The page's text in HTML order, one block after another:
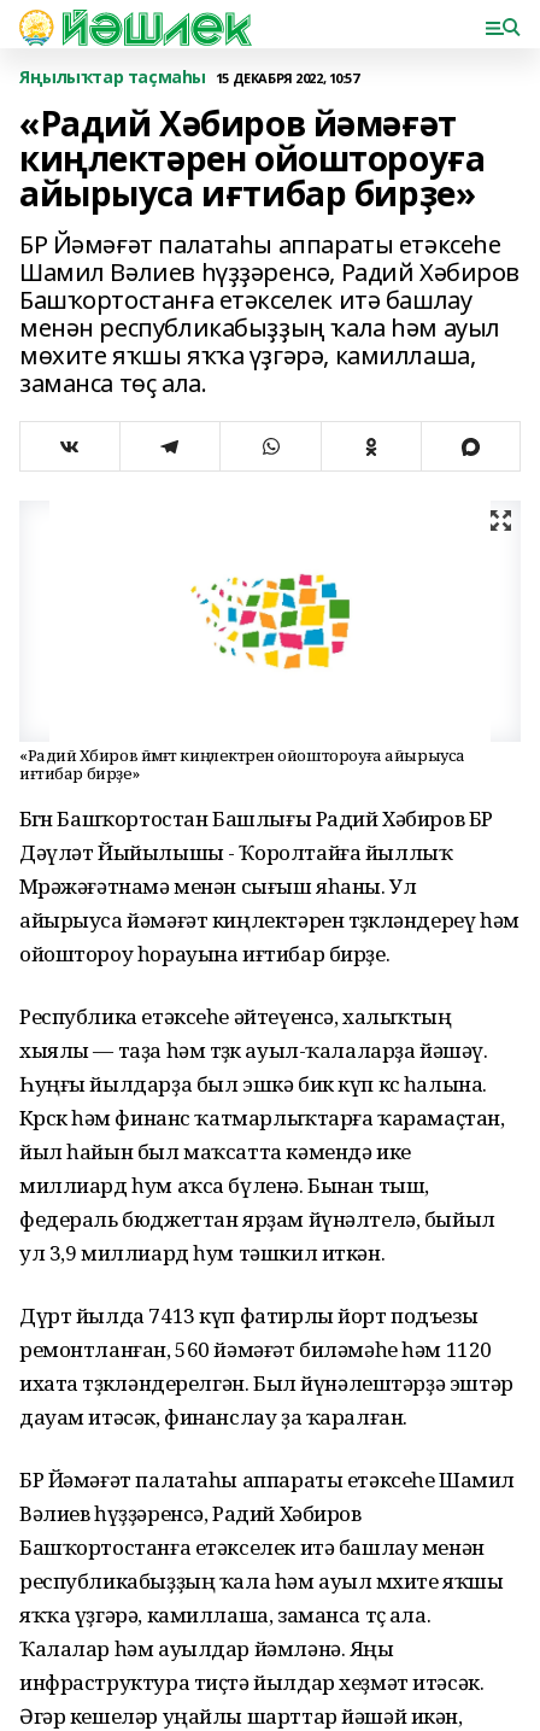
Яңылыҡтар таҫмаһы 15 ДЕКАБРЯ 2022, 10:57
«Радий Хәбиров йәмәғәт
киңлектәрен ойоштороуға
айырыуса иғтибар бирҙе»
БР Йәмәғәт палатаһы аппараты етәксеһе
Шамил Вәлиев һүҙҙәренсә, Радий Хәбиров
Башҡортостанға етәкселек итә башлау
менән республикабыҙҙың ҡала һәм ауыл
мөхите яҡшы яҡҡа үҙгәрә, камиллаша,
заманса төҫ ала.
«Радий Хәбиров йәмәғәт киңлектәрен ойоштороуға айырыуса
иғтибар бирҙе»
Бөгөн Башҡортостан Башлығы Радий Хәбиров БР
Дәүләт Йыйылышы - Ҡоролтайға йыллыҡ
Мөрәжәғәтнамә менән сығыш яһаны. Ул
айырыуса йәмәғәт киңлектәрен төҙөкләндереү һәм
ойоштороу һорауына иғтибар бирҙе.
Республика етәксеһе әйтеүенсә, халыҡтың
хыялы — таҙа һәм төҙөк ауыл-ҡалаларҙа йәшәү.
Һуңғы йылдарҙа был эшкә бик күп көс һалына.
Көрсөк һәм финанс ҡатмарлыҡтарға ҡарамаҫтан,
йыл һайын был маҡсатта кәмендә ике
миллиард һум аҡса бүленә. Бынан тыш,
федераль бюджеттан ярҙам йүнәлтелә, быйыл
ул 3,9 миллиард һум тәшкил иткән.
Дүрт йылда 7413 күп фатирлы йорт подъезы
ремонтланған, 560 йәмәғәт биләмәһе һәм 1120
ихата төҙөкләндерелгән. Был йүнәлештәрҙә эштәр
дауам итәсәк, финанслау ҙа ҡаралған.
БР Йәмәғәт палатаһы аппараты етәксеһе Шамил
Вәлиев һүҙҙәренсә, Радий Хәбиров
Башҡортостанға етәкселек итә башлау менән
республикабыҙҙың ҡала һәм ауыл мөхите яҡшы
яҡҡа үҙгәрә, камиллаша, заманса төҫ ала.
Ҡалалар һәм ауылдар йәмләнә. Яңы
инфраструктура тиҫтә йылдар хеҙмәт итәсәк.
Әгәр кешеләр уңайлы шарттар йәшәй икән,